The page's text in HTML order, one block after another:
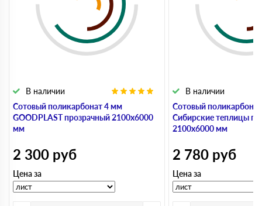
Сотовый поликарбонат 4 мм
GOODPLAST прозрачный 2100х6000
мм
В наличии
2 300 руб
Цена за
Сотовый
Сибирские теплицы
2100х6000 мм
В наличии
2 780 руб
Цена за